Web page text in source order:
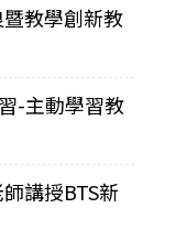
教學創新教
-主動學習教
講授BTS新